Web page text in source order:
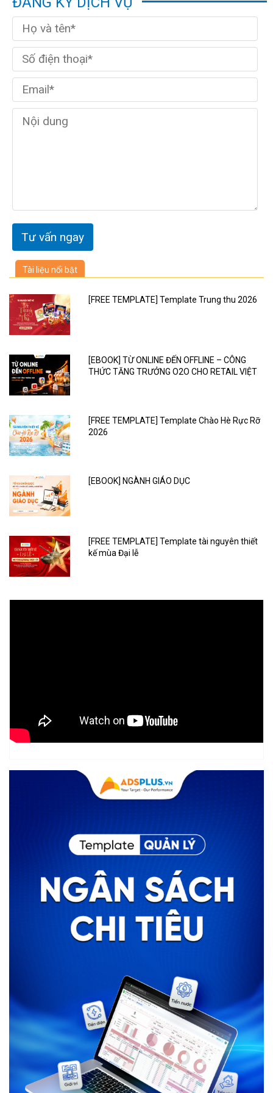
Tài liệu nổi bật
[FREE TEMPLATE] Template Trung thu 2026
[EBOOK] TỪ ONLINE ĐẾN OFFLINE – CÔNG
THỨC TĂNG TRƯỞNG O2O CHO RETAIL VIỆT
[FREE TEMPLATE] Template Chào Hè Rực Rỡ
2026
[EBOOK] NGÀNH GIÁO DỤC
[FREE TEMPLATE] Template tài nguyên thiết
kế mùa Đại lễ